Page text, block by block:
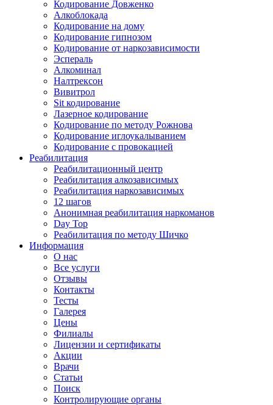
Кодирование Довженко
Алкоблокада
Кодирование на дому
Кодирование гипнозом
Кодирование от наркозависимости
Эспераль
Алкоминал
Налтрексон
Вивитрол
Sit кодирование
Лазерное кодирование
Кодирование по методу Рожнова
Кодирование иглоукалыванием
Кодирование с провокацией
Реабилитация
Реабилитационный центр
Реабилитация алкозависимых
Реабилитация наркозависимых
12 шагов
Анонимная реабилитация наркоманов
Day Top
Реабилитация по методу Шичко
Информация
О нас
Все услуги
Отзывы
Контакты
Тесты
Галерея
Цены
Филиалы
Лицензии и сертификаты
Акции
Врачи
Статьи
Поиск
Контролирующие органы